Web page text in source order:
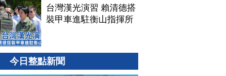
台灣漢光演習 賴清德搭
裝甲車進駐衡山指揮所
今日整點新聞